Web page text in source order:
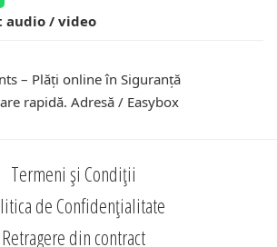
audio / video
– Plăți online în Siguranță
rapidă. Adresă / Easybox
Termeni și Condiții
de Confidențialitate
Retragere din contract